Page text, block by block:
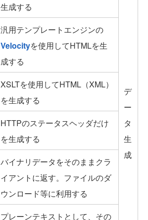
デ
ー
タ
生
成
生成する
汎用テンプレートエンジンの
Velocityを使用してHTMLを生
成する
XSLTを使用してHTML（XML）
を生成する
HTTPのステータスヘッダだけ
を生成する
バイナリデータをそのままクラ
イアントに返す。ファイルのダ
ウンロード等に利用する
プレーンテキストとして、その